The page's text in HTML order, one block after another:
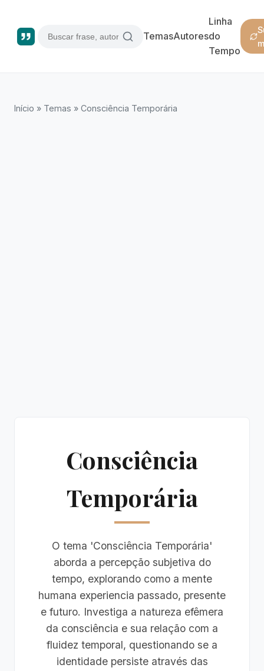
TemasAutores
Linha
do
Tempo
Início » Temas » Consciência Temporária
Consciência
Temporária
O tema 'Consciência Temporária'
aborda a percepção subjetiva do
tempo, explorando como a mente
humana experiencia passado, presente
e futuro. Investiga a natureza efêmera
da consciência e sua relação com a
fluidez temporal, questionando se a
identidade persiste através das